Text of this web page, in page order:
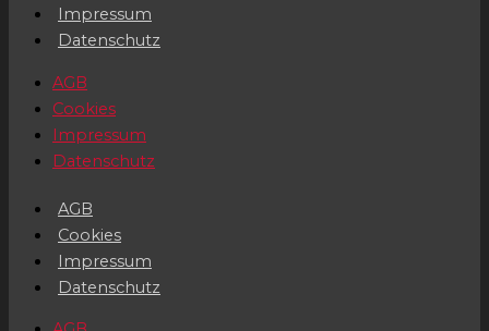
Impressum
Datenschutz
AGB
Cookies
Impressum
Datenschutz
AGB
Cookies
Impressum
Datenschutz